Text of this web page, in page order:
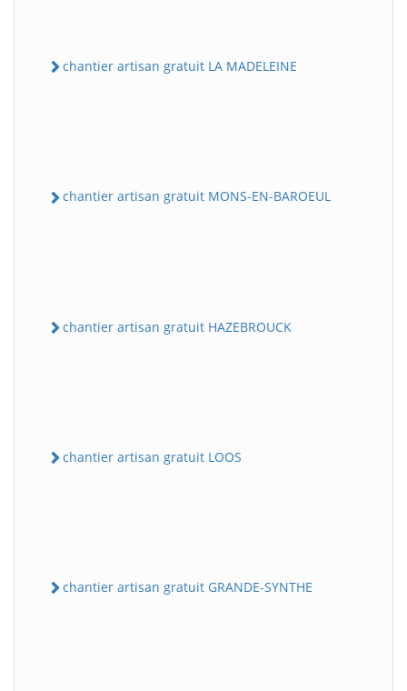
chantier artisan gratuit LA MADELEINE
chantier artisan gratuit MONS-EN-BAROEUL
chantier artisan gratuit HAZEBROUCK
chantier artisan gratuit LOOS
chantier artisan gratuit GRANDE-SYNTHE